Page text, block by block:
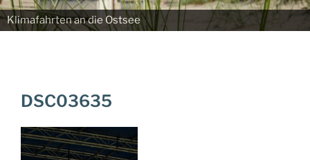
Klimafahrten an die Ostsee
DSC03635